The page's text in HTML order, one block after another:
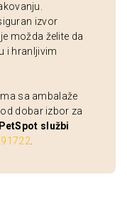
izvor
možda želite da
i hranljivim
sa ambalaže
dobar izbor za
PetSpot službi